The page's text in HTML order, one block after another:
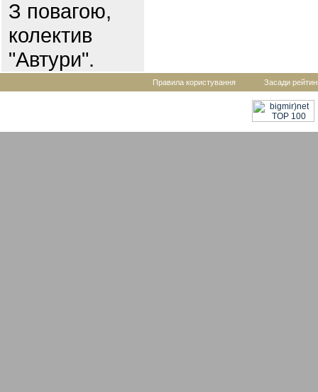
З повагою,
колектив
"Автури".
Правила користування Засади